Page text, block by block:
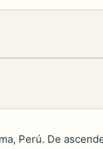
Perú. De